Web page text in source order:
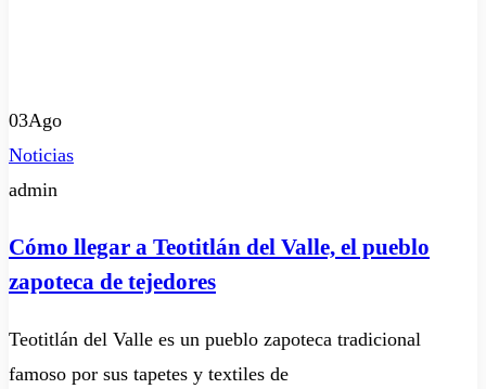
03Ago
Noticias
admin
Cómo llegar a Teotitlán del Valle, el pueblo
zapoteca de tejedores
Teotitlán del Valle es un pueblo zapoteca tradicional
famoso por sus tapetes y textiles de